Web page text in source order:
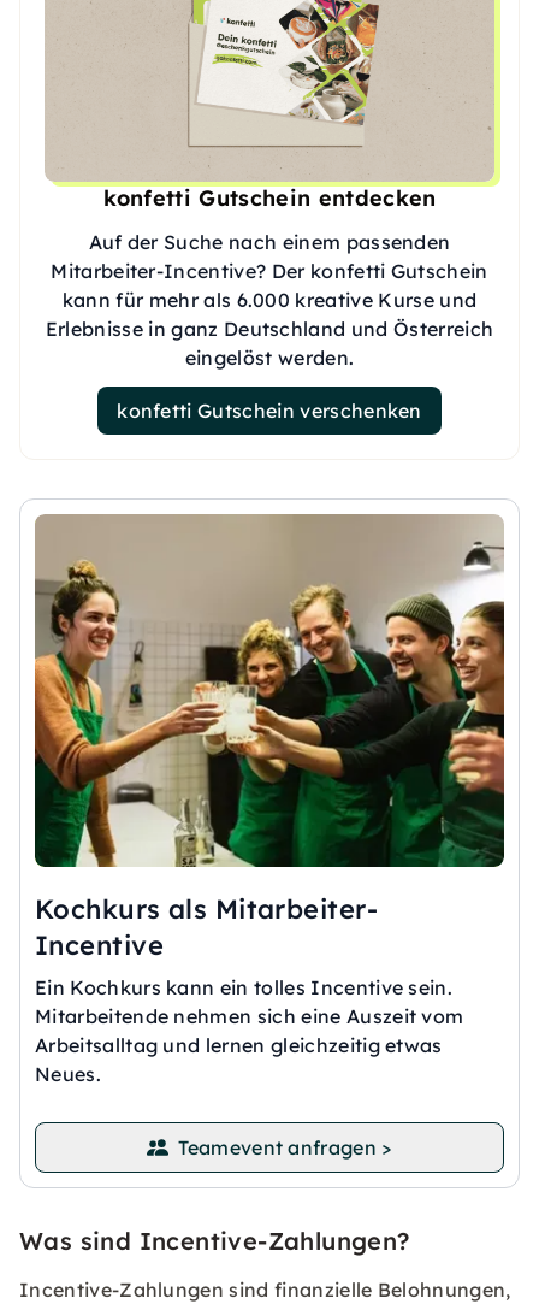
konfetti Gutschein entdecken
Auf der Suche nach einem passenden
Mitarbeiter-Incentive? Der konfetti Gutschein
kann für mehr als 6.000 kreative Kurse und
Erlebnisse in ganz Deutschland und Österreich
eingelöst werden.
konfetti Gutschein verschenken
Kochkurs als Mitarbeiter-
Incentive
Ein Kochkurs kann ein tolles Incentive sein.
Mitarbeitende nehmen sich eine Auszeit vom
Arbeitsalltag und lernen gleichzeitig etwas
Neues.
Teamevent anfragen >
Was sind Incentive-Zahlungen?
Incentive-Zahlungen sind finanzielle Belohnungen,